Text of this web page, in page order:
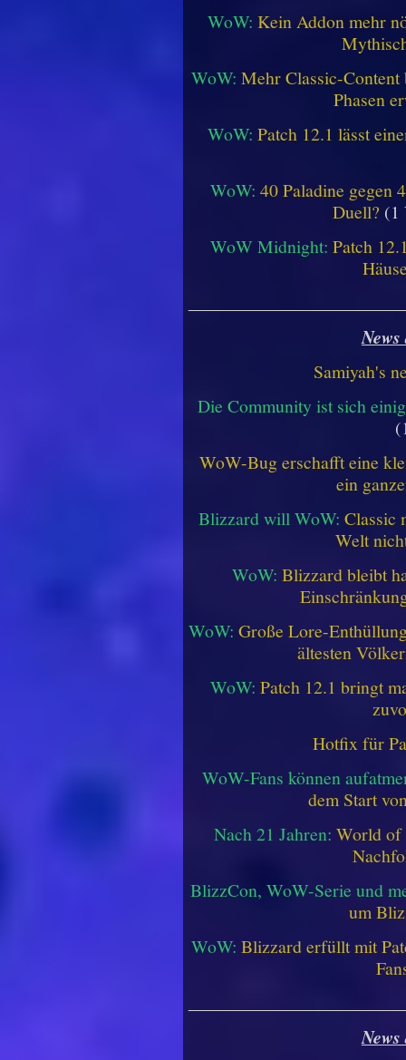
WoW: Kein Addon mehr
WoW: Mehr Classic-
Phasen
WoW: Patch 12.1 lässt
WoW: 40 Paladine gegen
Duell? (1
WoW Midnight: Patch
Samiyah's
Die Community ist sich
WoW-Bug erschafft eine
ein
Blizzard will WoW: Classic
Welt
WoW: Blizzard bleibt
WoW: Große Lore-
ältesten
WoW: Patch 12.1 bringt
Hotfix für
WoW-Fans können
dem Start
Nach 21 Jahren: World of
BlizzCon, WoW-Serie und
um
WoW: Blizzard erfüllt mit